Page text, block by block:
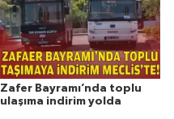
Zafer Bayramı’nda toplu
ulaşıma indirim yolda